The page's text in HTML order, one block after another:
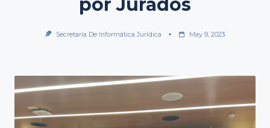
por Jurados
Secretaría De Informática Jurídica May 9, 2023